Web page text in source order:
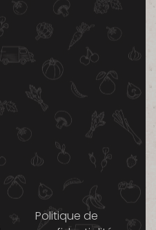
Politique de